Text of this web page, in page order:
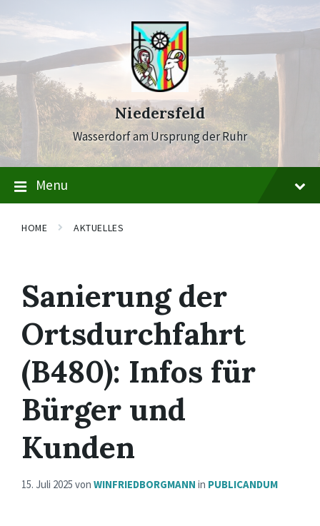
to
to
to
Niedersfeld
Wasserdorf am Ursprung der Ruhr
Menu
HOME AKTUELLES
Sanierung der
Ortsdurchfahrt
(B480): Infos für
Bürger und
Kunden
15. Juli 2025 von WINFRIEDBORGMANN in PUBLICANDUM